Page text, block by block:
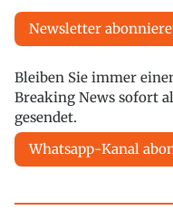
Newsletter
Bleiben Sie immer
Breaking News sofort
gesendet.
Whatsapp-Kanal